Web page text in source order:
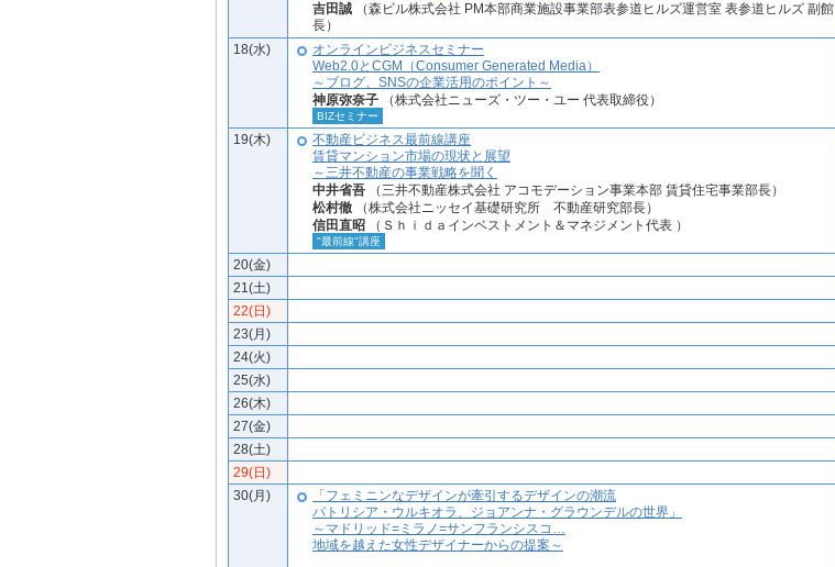
吉田誠 （森ビル株式会社 PM本部商業施設事業部表参道ヒルズ運営室 表参道ヒルズ 副館
長）
18(水)
オンラインビジネスセミナー
Web2.0とCGM（Consumer Generated Media）
～ブログ、SNSの企業活用のポイント～
神原弥奈子 （株式会社ニューズ・ツー・ユー 代表取締役）
BIZセミナー
19(木)
不動産ビジネス最前線講座
賃貸マンション市場の現状と展望
～三井不動産の事業戦略を聞く
中井省吾 （三井不動産株式会社 アコモデーション事業本部 賃貸住宅事業部長）
松村徹 （株式会社ニッセイ基礎研究所 不動産研究部長）
信田直昭 （Ｓｈｉｄａインベストメント＆マネジメント代表 ）
"最前線"講座
20(金)
21(土)
22(日)
23(月)
24(火)
25(水)
26(木)
27(金)
28(土)
29(日)
30(月)
「フェミニンなデザインが牽引するデザインの潮流
パトリシア・ウルキオラ、ジョアンナ・グラウンデルの世界」
～マドリッド=ミラノ=サンフランシスコ…
地域を越えた女性デザイナーからの提案～